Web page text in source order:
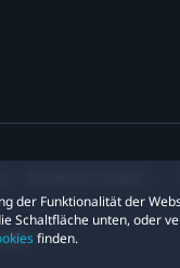
der Funktionalität der
Schaltfläche unten, oder
finden.